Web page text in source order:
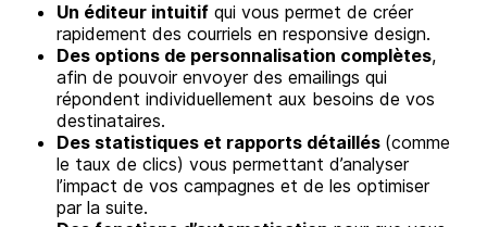
Un éditeur intuitif qui vous permet de créer
rapidement des courriels en responsive design.
Des options de personnalisation complètes,
afin de pouvoir envoyer des emailings qui
répondent individuellement aux besoins de vos
destinataires.
Des statistiques et rapports détaillés (comme
le taux de clics) vous permettant d’analyser
l’impact de vos campagnes et de les optimiser
par la suite.